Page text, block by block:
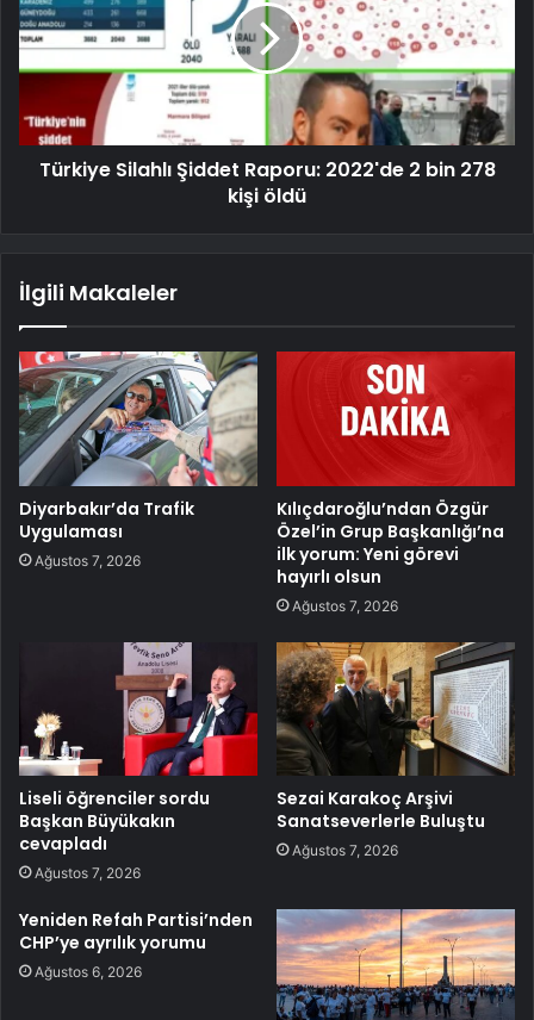
Türkiye Silahlı Şiddet Raporu: 2022'de 2 bin 278
kişi öldü
İlgili Makaleler
Diyarbakır’da Trafik
Uygulaması
Ağustos 7, 2026
Kılıçdaroğlu’ndan Özgür
Özel’in Grup Başkanlığı’na
ilk yorum: Yeni görevi
hayırlı olsun
Ağustos 7, 2026
Liseli öğrenciler sordu
Başkan Büyükakın
cevapladı
Ağustos 7, 2026
Sezai Karakoç Arşivi
Sanatseverlerle Buluştu
Ağustos 7, 2026
Yeniden Refah Partisi’nden
CHP’ye ayrılık yorumu
Ağustos 6, 2026